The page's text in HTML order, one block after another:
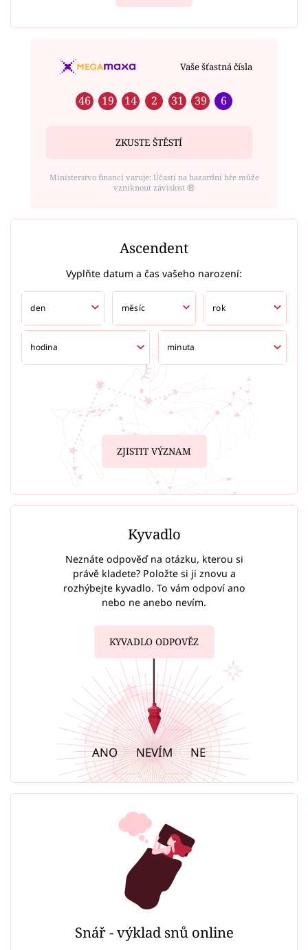
Vaše šťastná čísla
46 19 14 2 31 39 6
ZKUSTE ŠTĚSTÍ
Ministerstvo financí varuje: Účastí na hazardní hře může
vzniknout závislost ⑱
Ascendent
Vyplňte datum a čas vašeho narození:
ZJISTIT VÝZNAM
Kyvadlo
Neznáte odpověď na otázku, kterou si
právě kladete? Položte si ji znovu a
rozhýbejte kyvadlo. To vám odpoví ano
nebo ne anebo nevím.
KYVADLO ODPOVĚZ
ANO NEVÍM NE
Snář - výklad snů online